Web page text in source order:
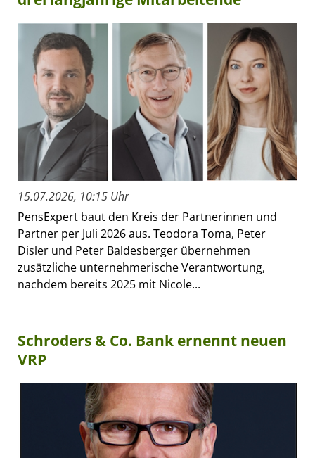
15.07.2026, 10:15 Uhr
PensExpert baut den Kreis der Partnerinnen und
Partner per Juli 2026 aus. Teodora Toma, Peter
Disler und Peter Baldesberger übernehmen
zusätzliche unternehmerische Verantwortung,
nachdem bereits 2025 mit Nicole...
Schroders & Co. Bank ernennt neuen
VRP